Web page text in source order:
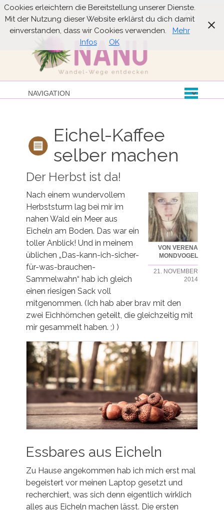
Suche
Eichel-Kaffee
selber machen
Der Herbst ist da!
VON VERENA
MONDVOGEL
21. NOVEMBER
2014
Nach einem wundervollem
Herbststurm lag bei mir im
nahen Wald ein Meer aus
Eicheln am Boden. Das war ein
toller Anblick! Und in meinem
üblichen „Das-kann-ich-sicher-
für-was-brauchen-
Sammelwahn“ hab ich gleich
einen riesigen Sack voll
mitgenommen. (Ich hab aber brav mit den
zwei Eichhörnchen geteilt, die gleichzeitig mit
mir gesammelt haben. ;) )
Essbares aus Eicheln
Zu Hause angekommen hab ich mich erst mal
begeistert vor meinen Laptop gesetzt und
recherchiert, was sich denn eigentlich wirklich
alles aus Eicheln machen lässt. Die ersten
Cookies erleichtern die Bereitstellung unserer Dienste.
Mit der Nutzung dieser Website erklärst du dich damit
einverstanden, dass wir Cookies verwenden.
Mehr
Infos
OK